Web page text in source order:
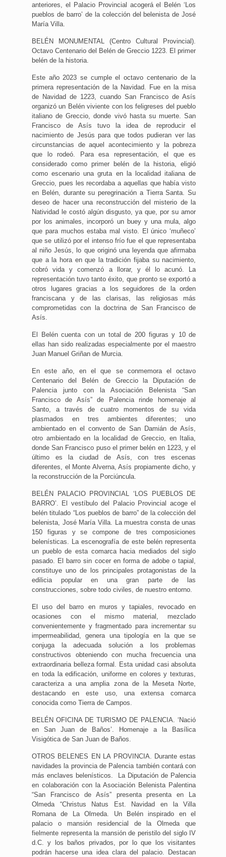
anteriores, el Palacio Provincial acogerá el Belén ‘Los
pueblos de barro’ de la colección del belenista de José
María Villa.
BELÉN MONUMENTAL (Centro Cultural Provincial).
Octavo Centenario del Belén de Greccio 1223. El primer
belén de la historia.
Este año 2023 se cumple el octavo centenario de la
primera representación de la Navidad. Fue en la misa
de Navidad de 1223, cuando San Francisco de Asís
organizó un Belén viviente con los feligreses del pueblo
italiano de Greccio, donde vivó hasta su muerte. San
Francisco de Asís tuvo la idea de reproducir el
nacimiento de Jesús para que todos pudieran ver las
circunstancias de aquel acontecimiento y la pobreza
que lo rodeó. Para esa representación, el que es
considerado como primer belén de la historia, eligió
como escenario una gruta en la localidad italiana de
Greccio, pues les recordaba a aquellas que había visto
en Belén, durante su peregrinación a Tierra Santa. Su
deseo de hacer una reconstrucción del misterio de la
Natividad le costó algún disgusto, ya que, por su amor
por los animales, incorporó un buey y una mula, algo
que para muchos estaba mal visto. El único ‘muñeco’
que se utilizó por el intenso frío fue el que representaba
al niño Jesús, lo que originó una leyenda que afirmaba
que a la hora en que la tradición fijaba su nacimiento,
cobró vida y comenzó a llorar, y él lo acunó. La
representación tuvo tanto éxito, que pronto se exportó a
otros lugares gracias a los seguidores de la orden
franciscana y de las clarisas, las religiosas más
comprometidas con la doctrina de San Francisco de
Asís.
El Belén cuenta con un total de 200 figuras y 10 de
ellas han sido realizadas especialmente por el maestro
Juan Manuel Griñan de Murcia.
En este año, en el que se conmemora el octavo
Centenario del Belén de Greccio la Diputación de
Palencia junto con la Asociación Belenista “San
Francisco de Asís” de Palencia rinde homenaje al
Santo, a través de cuatro momentos de su vida
plasmados en tres ambientes diferentes; uno
ambientado en el convento de San Damián de Asís,
otro ambientado en la localidad de Greccio, en Italia,
donde San Francisco puso el primer belén en 1223, y el
último es la ciudad de Asís, con tres escenas
diferentes, el Monte Alverna, Asís propiamente dicho, y
la reconstrucción de la Porciúncula.
BELÉN PALACIO PROVINCIAL ‘LOS PUEBLOS DE
BARRO’. El vestíbulo del Palacio Provincial acoge el
belén titulado “Los pueblos de barro” de la colección del
belenista, José María Villa. La muestra consta de unas
150 figuras y se compone de tres composiciones
belenísticas. La escenografía de este belén representa
un pueblo de esta comarca hacia mediados del siglo
pasado. El barro sin cocer en forma de adobe o tapial,
constituye uno de los principales protagonistas de la
edilicia popular en una gran parte de las
construcciones, sobre todo civiles, de nuestro entorno.
El uso del barro en muros y tapiales, revocado en
ocasiones con el mismo material, mezclado
convenientemente y fragmentado para incrementar su
impermeabilidad, genera una tipología en la que se
conjuga la adecuada solución a los problemas
constructivos obteniendo con mucha frecuencia una
extraordinaria belleza formal. Esta unidad casi absoluta
en toda la edificación, uniforme en colores y texturas,
caracteriza a una amplia zona de la Meseta Norte,
destacando en este uso, una extensa comarca
conocida como Tierra de Campos.
BELÉN OFICINA DE TURISMO DE PALENCIA. ‘Nació
en San Juan de Baños’. Homenaje a la Basílica
Visigótica de San Juan de Baños.
OTROS BELENES EN LA PROVINCIA. Durante estas
navidades la provincia de Palencia también contará con
más enclaves belenísticos. La Diputación de Palencia
en colaboración con la Asociación Belenista Palentina
“San Francisco de Asís” presenta presenta en La
Olmeda “Christus Natus Est. Navidad en la Villa
Romana de La Olmeda. Un Belén inspirado en el
palacio o mansión residencial de la Olmeda que
fielmente representa la mansión de peristilo del siglo IV
d.C. y los baños privados, por lo que los visitantes
podrán hacerse una idea clara del palacio. Destacan